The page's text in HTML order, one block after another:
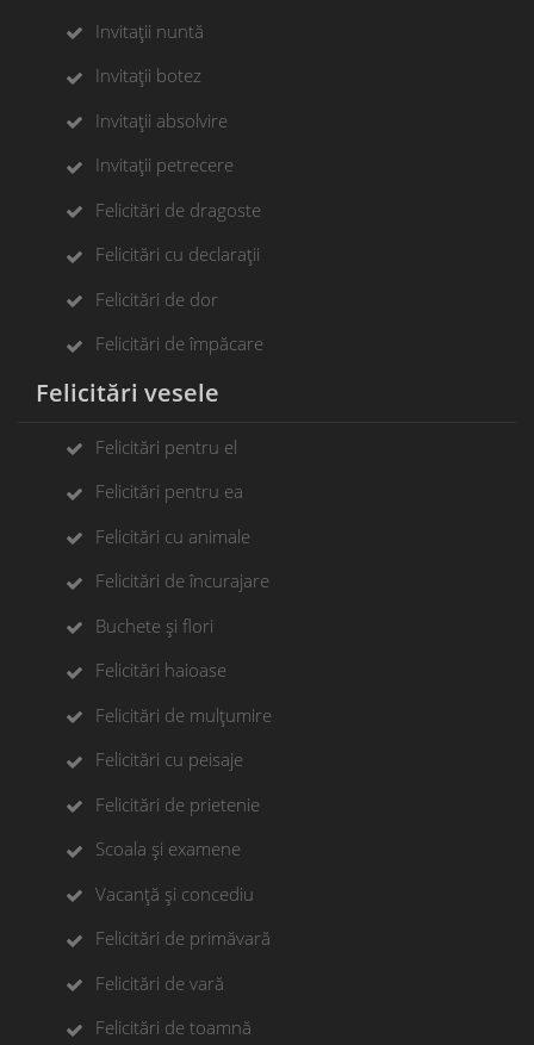
Invitații nuntă
Invitații botez
Invitații absolvire
Invitații petrecere
Felicitări de dragoste
Felicitări cu declarații
Felicitări de dor
Felicitări de împăcare
Felicitări vesele
Felicitări pentru el
Felicitări pentru ea
Felicitări cu animale
Felicitări de încurajare
Buchete și flori
Felicitări haioase
Felicitări de mulțumire
Felicitări cu peisaje
Felicitări de prietenie
Scoala și examene
Vacanță și concediu
Felicitări de primăvară
Felicitări de vară
Felicitări de toamnă